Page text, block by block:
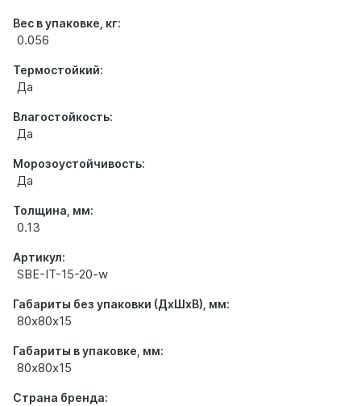
Вес в упаковке, кг:
0.056
Термостойкий:
Да
Влагостойкость:
Да
Морозоустойчивость:
Да
Толщина, мм:
0.13
Артикул:
SBE-IT-15-20-w
Габариты без упаковки (ДхШхВ), мм:
80х80х15
Габариты в упаковке, мм:
80х80х15
Страна бренда: